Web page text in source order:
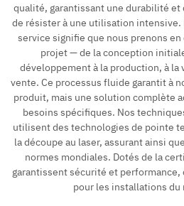
qualité, garantissant une durabilité et
de résister à une utilisation intensive.
service signifie que nous prenons
projet — de la conception
développement à la production, à la
vente. Ce processus fluide garantit à
produit, mais une solution complète
besoins spécifiques. Nos
utilisent des technologies de pointe
la découpe au laser, assurant ainsi
normes mondiales. Dotés de la
garantissent sécurité et
pour les installations du